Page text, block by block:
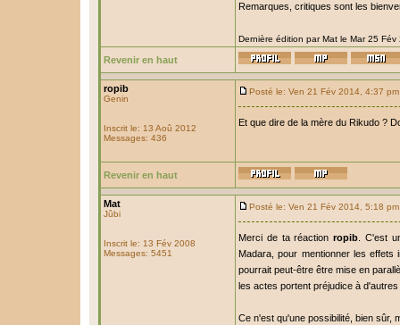
Remarques, critiques sont les
Dernière édition par Mat le Mar 25
Revenir en haut
ropib
Genin
Inscrit le: 13 Aoû 2012
Messages: 436
Posté le: Ven 21 Fév 2014, 4:37 pm
Et que dire de la mère du Rikudo ?
Revenir en haut
Mat
Jûbi
Inscrit le: 13 Fév 2008
Messages: 5451
Posté le: Ven 21 Fév 2014, 5:18 pm
Merci de ta réactionropib . C'est
Madara, pour mentionner les
pourrait peut-être être mise en
les actes portent préjudice à
Ce n'est qu'une possibilité, bien sûr,